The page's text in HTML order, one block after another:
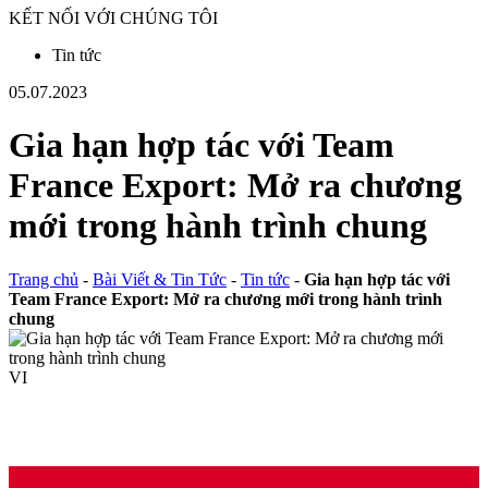
KẾT NỐI VỚI CHÚNG TÔI
Tin tức
05.07.2023
Gia hạn hợp tác với Team
France Export: Mở ra chương
mới trong hành trình chung
Trang chủ - Bài Viết & Tin Tức - Tin tức - Gia hạn hợp tác với
Team France Export: Mở ra chương mới trong hành trình
chung
VI